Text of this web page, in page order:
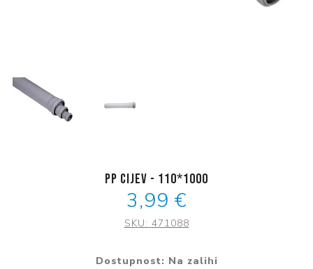
PP Cijev - 110*1000
3,99 €
SKU: 471088
Dostupnost: Na zalihi